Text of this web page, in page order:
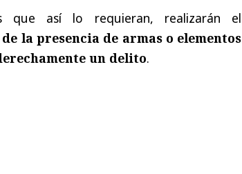
que así lo requieran, realizarán el
la presencia de armas o elementos
un delito.